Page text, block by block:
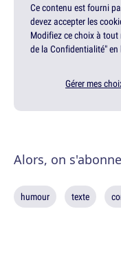
Ce contenu est fourni
devez accepter les
Modifiez ce choix à tout
de la Confidentialité" en
Gérer mes
Alors, on
humour texte